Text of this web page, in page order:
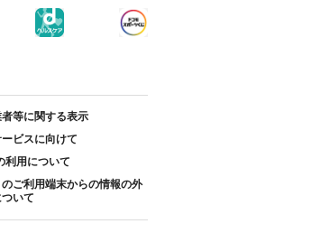
等に関する表示
ビスに向けて
利用について
ご利用端末からの情報の外
いて